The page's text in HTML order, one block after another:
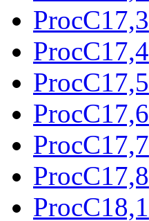
ProcC17,3
ProcC17,4
ProcC17,5
ProcC17,6
ProcC17,7
ProcC17,8
ProcC18,1